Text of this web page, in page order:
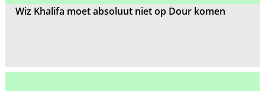
Wiz Khalifa moet absoluut niet op Dour komen